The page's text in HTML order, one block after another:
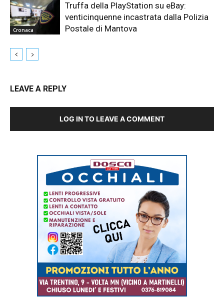
Cronaca
Truffa della PlayStation su eBay:
venticinquenne incastrata dalla Polizia
Postale di Mantova
LEAVE A REPLY
LOG IN TO LEAVE A COMMENT